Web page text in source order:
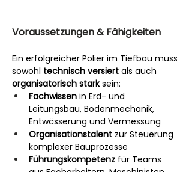
Voraussetzungen & Fähigkeiten
Ein erfolgreicher Polier im Tiefbau muss
sowohl technisch versiert als auch
organisatorisch stark sein:
Fachwissen in Erd- und
Leitungsbau, Bodenmechanik,
Entwässerung und Vermessung
Organisationstalent zur Steuerung
komplexer Bauprozesse
Führungskompetenz für Teams